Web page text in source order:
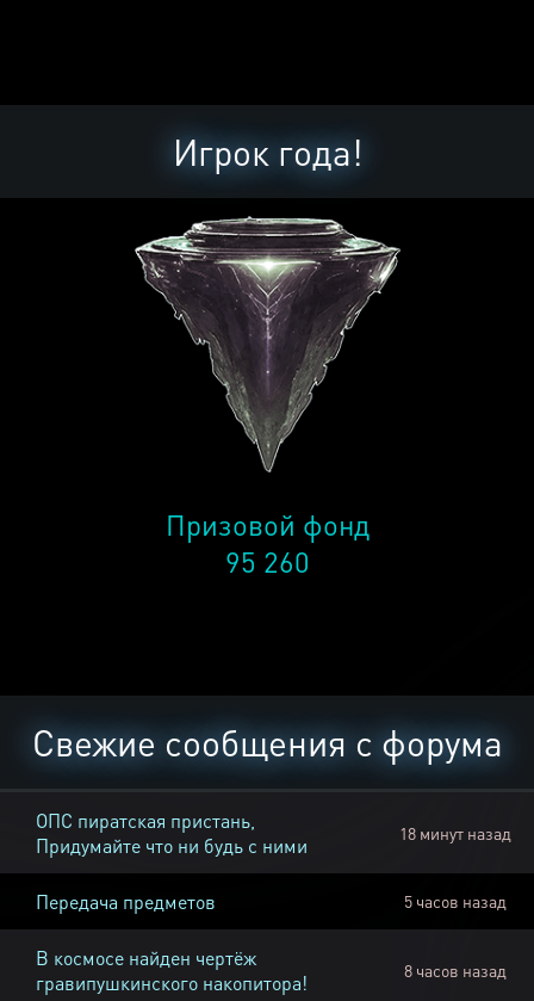
Игрок года!
Призовой фонд
95 260
Свежие сообщения с форума
ОПС пиратская пристань,
Придумайте что ни будь с ними
18 минут назад
Передача предметов 5 часов назад
В космосе найден чертёж
гравипушкинского накопитора!
8 часов назад